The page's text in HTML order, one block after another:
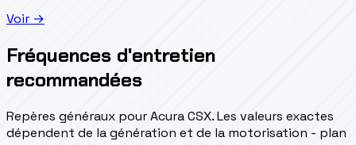
Voir →
Fréquences d'entretien
recommandées
Repères généraux pour Acura CSX. Les valeurs exactes
dépendent de la génération et de la motorisation - plan